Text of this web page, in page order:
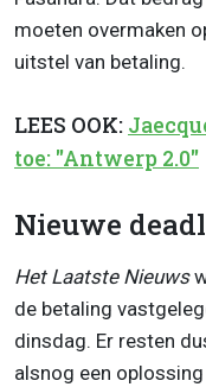
moeten overmaken
uitstel van betaling.
LEES OOK:
toe: "Antwerp 2.0"
Nieuwe
Het Laatste Nieuws
de betaling
dinsdag. Er resten
alsnog een